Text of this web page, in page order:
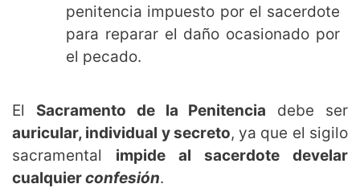
penitencia impuesto por el sacerdote
para reparar el daño ocasionado por
el pecado.
El Sacramento de la Penitencia debe ser
auricular, individual y secreto, ya que el sigilo
sacramental impide al sacerdote develar
cualquierconfesión.